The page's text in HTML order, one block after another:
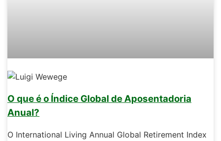
O que é o Índice Global de Aposentadoria
Anual?
O International Living Annual Global Retirement Index